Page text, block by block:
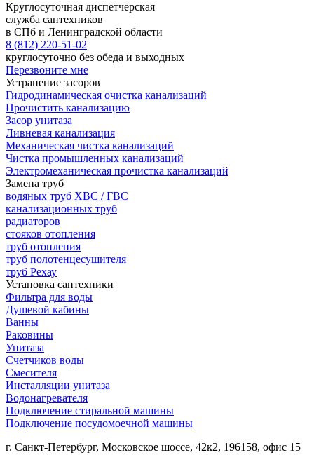
Круглосуточная диспетчерская
служба сантехников
в СПб и Ленинградской области
8 (812) 220-51-02
круглосуточно без обеда и выходных
Перезвоните мне
Устранение засоров
Гидродинамическая очистка канализаций
Прочистить канализацию
Засор унитаза
Ливневая канализация
Механическая чистка канализаций
Чистка промышленных канализаций
Электромеханическая прочистка канализаций
Замена труб
водяных труб ХВС / ГВС
канализационных труб
радиаторов
стояков отопления
труб отопления
труб полотенцесушителя
труб Рехау
Установка сантехники
Фильтра для воды
Душевой кабины
Ванны
Раковины
Унитаза
Счетчиков воды
Смесителя
Инсталляции унитаза
Водонагревателя
Подключение стиральной машины
Подключение посудомоечной машины
г. Санкт-Петербург, Московское шоссе, 42к2, 196158, офис 15